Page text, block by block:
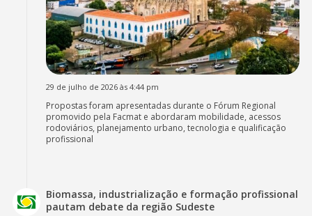
29 de julho de 2026 às 4:44 pm
Propostas foram apresentadas durante o Fórum Regional
promovido pela Facmat e abordaram mobilidade, acessos
rodoviários, planejamento urbano, tecnologia e qualificação
profissional
Biomassa, industrialização e formação profissional
pautam debate da região Sudeste